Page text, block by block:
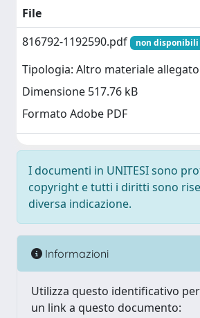
File
816792-1192590.pdf
non disponibili
Tipologia: Altro materiale allegato
Dimensione 517.76 kB
Formato Adobe PDF
I documenti in UNITESI sono
copyright e tutti i diritti sono
diversa indicazione.
Informazioni
Utilizza questo identificativo
un link a questo documento: